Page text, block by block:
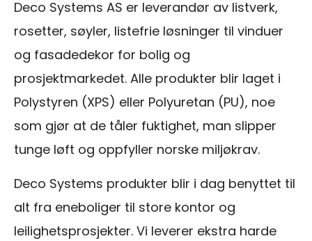
Deco Systems AS er leverandør av listverk,
rosetter, søyler, listefrie løsninger til vinduer
og fasadedekor for bolig og
prosjektmarkedet. Alle produkter blir laget i
Polystyren (XPS) eller Polyuretan (PU), noe
som gjør at de tåler fuktighet, man slipper
tunge løft og oppfyller norske miljøkrav.
Deco Systems produkter blir i dag benyttet til
alt fra eneboliger til store kontor og
leilighetsprosjekter. Vi leverer ekstra harde